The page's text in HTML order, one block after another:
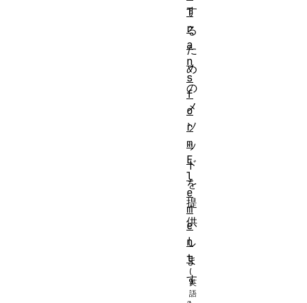
す
る
た
め
の
メ
ソ
ッ
ド
を
提
供
し
ま
す
。
T
r
a
n
s
f
o
r
m
E
l
e
m
e
n
t